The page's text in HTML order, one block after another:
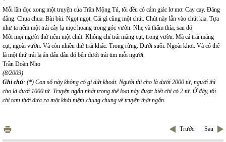
Mỗi lần đọc xong một truyện của Trần Mộng Tú, tôi đều có cảm giác lơ mơ. Cay cay. Đăng
đắng. Chua chua. Bùi bùi. Ngọt ngọt. Cái gì cũng một chút. Chút này lẫn vào chút kia. Tựa
như ta nếm một trái cây lạ mọc hoang trong góc vườn. Nhẹ và thấm thía, sau đó.
Mời mọi người thử nếm một chút. Không chỉ trái măng cụt, trong vườn. Mà cả trái măng
cụt, ngoài vườn. Và còn nhiều thứ trái khác. Trong rừng. Dưới suối. Ngoài khơi. Và có thể
là một thứ trái lạ ẩn dấu đâu đó bên dưới trái tim mỗi người.
Trần Doãn Nho
(8/2009)
Ghi chú: (*) Con số này không có gì dứt khoát. Người thì cho là dưới 2000 từ, người thì
cho là dưới 1000 từ. Truyện ngắn nhất trong thể loại này được biết chỉ có 2 từ. Ở đây, tôi
chỉ tạm thời đưa ra một khái niệm chung chung về truyện thật ngắn.
Trước Sau